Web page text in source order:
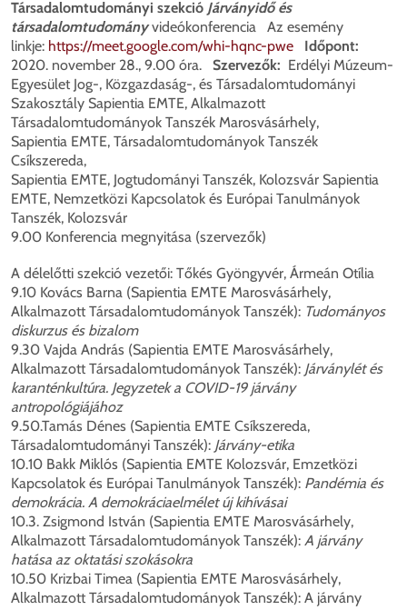
Társadalomtudományi szekció Járványidő és
társadalomtudományvideókonferencia Az esemény
linkje: https://meet.google.com/whi-hqnc-pwe
Időpont:
2020. november 28., 9.00 óra. Szervezők: Erdélyi Múzeum-
Egyesület Jog-, Közgazdaság-, és Társadalomtudományi
Szakosztály Sapientia EMTE, Alkalmazott
Társadalomtudományok Tanszék Marosvásárhely,
Sapientia EMTE, Társadalomtudományok Tanszék
Csíkszereda,
Sapientia EMTE, Jogtudományi Tanszék, Kolozsvár Sapientia
EMTE, Nemzetközi Kapcsolatok és Európai Tanulmányok
Tanszék, Kolozsvár
9.00 Konferencia megnyitása (szervezők)
A délelőtti szekció vezetői: Tőkés Gyöngyvér, Ármeán Otília
9.10 Kovács Barna (Sapientia EMTE Marosvásárhely,
Alkalmazott Társadalomtudományok Tanszék): Tudományos
diskurzus és bizalom
9.30 Vajda András (Sapientia EMTE Marosvásárhely,
Alkalmazott Társadalomtudományok Tanszék): Járványlét és
karanténkultúra. Jegyzetek a COVID-19 járvány
antropológiájához
9.50.Tamás Dénes (Sapientia EMTE Csíkszereda,
Társadalomtudományi Tanszék): Járvány-etika
10.10 Bakk Miklós (Sapientia EMTE Kolozsvár, Emzetközi
Kapcsolatok és Európai Tanulmányok Tanszék): Pandémia és
demokrácia. A demokráciaelmélet új kihívásai
10.3. Zsigmond István (Sapientia EMTE Marosvásárhely,
Alkalmazott Társadalomtudományok Tanszék): A járvány
hatása az oktatási szokásokra
10.50 Krizbai Timea (Sapientia EMTE Marosvásárhely,
Alkalmazott Társadalomtudományok Tanszék): A járvány